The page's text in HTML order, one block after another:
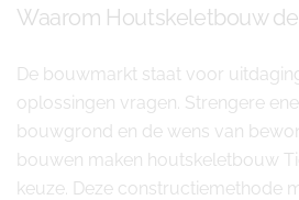
Waarom Houtskeletbouw
De bouwmarkt staat voor
oplossingen vragen. Strengere
bouwgrond en de wens van
bouwen maken houtskeletbouw
keuze. Deze constructiemethode